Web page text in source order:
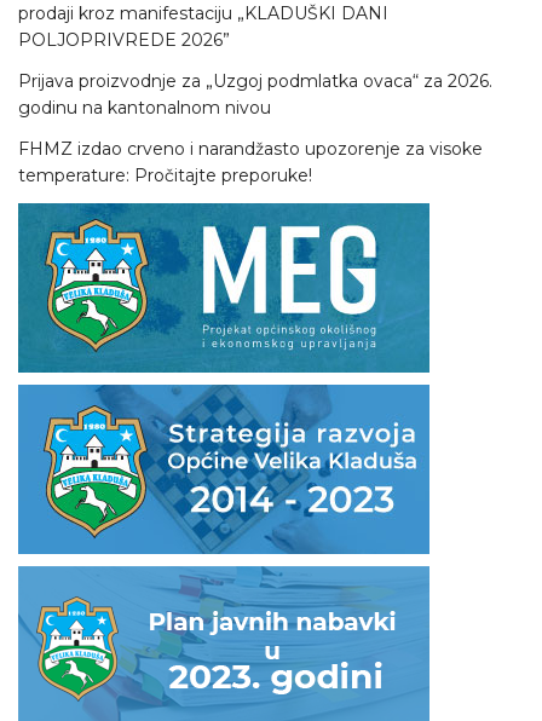
prodaji kroz manifestaciju „KLADUŠKI DANI
POLJOPRIVREDE 2026”
Prijava proizvodnje za „Uzgoj podmlatka ovaca“ za 2026.
godinu na kantonalnom nivou
FHMZ izdao crveno i narandžasto upozorenje za visoke
temperature: Pročitajte preporuke!